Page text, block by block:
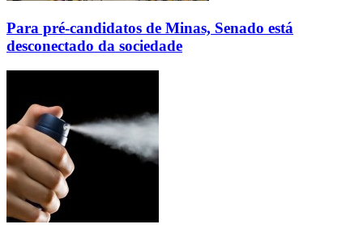
Para pré-candidatos de Minas, Senado está
desconectado da sociedade